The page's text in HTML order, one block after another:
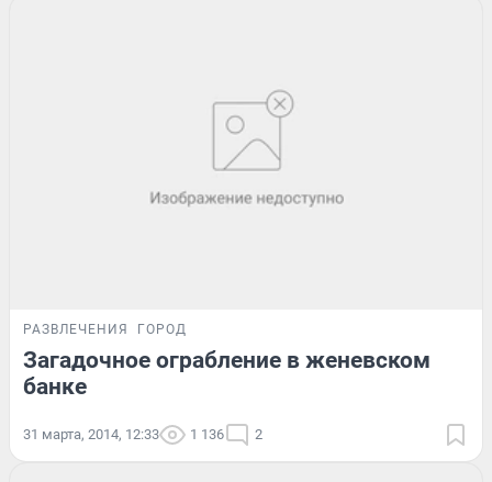
РАЗВЛЕЧЕНИЯ ГОРОД
Загадочное ограбление в женевском
банке
31 марта, 2014, 12:33 1 136 2